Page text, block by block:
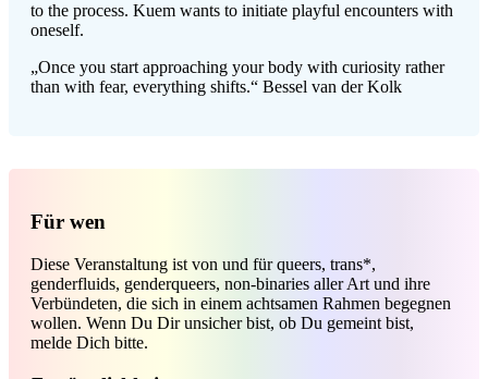
to the process. Kuem wants to initiate playful encounters with
oneself.
„Once you start approaching your body with curiosity rather
than with fear, everything shifts.“ Bessel van der Kolk
Für wen
Diese Veranstaltung ist von und für queers, trans*,
genderfluids, genderqueers, non-binaries aller Art und ihre
Verbündeten, die sich in einem achtsamen Rahmen begegnen
wollen. Wenn Du Dir unsicher bist, ob Du gemeint bist,
melde Dich bitte.